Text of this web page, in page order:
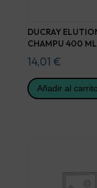
DUCRAY
CHAMPU 400 ML
14,01 €
Añadir al carrito